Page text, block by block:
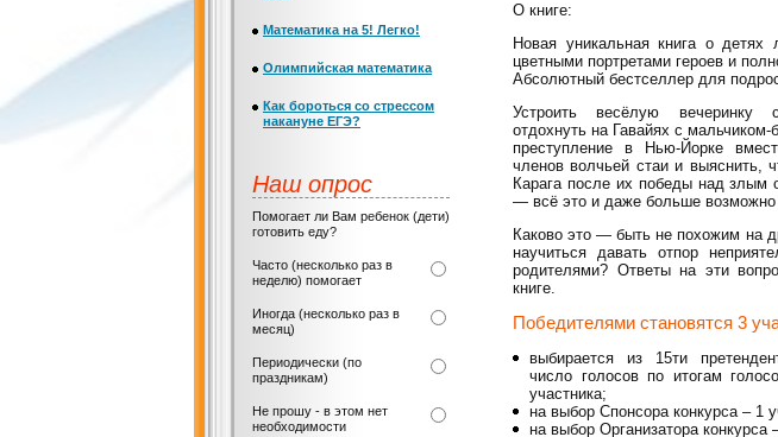
О книге:
Новая уникальная книга о детях
цветными портретами героев и
Абсолютный бестселлер для
Устроить весёлую вечеринку
отдохнуть на Гавайях с
преступление в Нью-Йорке
членов волчьей стаи и выяснить,
Карага после их победы над
— всё это и даже больше возможно
Каково это — быть не похожим на
научиться давать отпор
родителями? Ответы на эти
книге.
Победителями становятся 3
выбирается из 15ти
число голосов по итогам
участника;
на выбор Спонсора конкурса – 1
на выбор Организатора конкурса
Математика на 5! Легко!
Олимпийская математика
Как бороться со стрессом
накануне ЕГЭ?
Наш опрос
Помогает ли Вам ребенок (дети)
готовить еду?
Часто (несколько раз в
неделю) помогает
Иногда (несколько раз в
месяц)
Периодически (по
праздникам)
Не прошу - в этом нет
необходимости